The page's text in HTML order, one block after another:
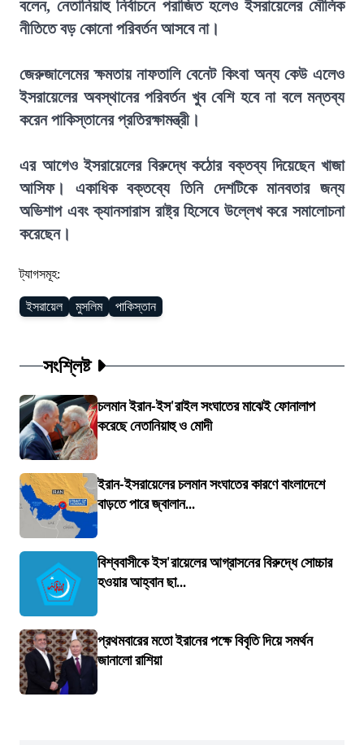
বলেন, নেতানিয়াহু নির্বাচনে পরাজিত হলেও ইসরায়েলের মৌলিক
নীতিতে বড় কোনো পরিবর্তন আসবে না।
জেরুজালেমের ক্ষমতায় নাফতালি বেনেট কিংবা অন্য কেউ এলেও
ইসরায়েলের অবস্থানের পরিবর্তন খুব বেশি হবে না বলে মন্তব্য
করেন পাকিস্তানের প্রতিরক্ষামন্ত্রী।
এর আগেও ইসরায়েলের বিরুদ্ধে কঠোর বক্তব্য দিয়েছেন খাজা
আসিফ। একাধিক বক্তব্যে তিনি দেশটিকে মানবতার জন্য
অভিশাপ এবং ক্যানসারাস রাষ্ট্র হিসেবে উল্লেখ করে সমালোচনা
করেছেন।
ট্যাগসমূহ:
ইসরায়েল মুসলিম পাকিস্তান
সংশ্লিষ্ট
চলমান ইরান-ইস'রাইল সংঘাতের মাঝেই ফোনালাপ
করেছে নেতানিয়াহু ও মোদী
ইরান-ইসরায়েলের চলমান সংঘাতের কারণে বাংলাদেশে
বাড়তে পারে জ্বালান...
বিশ্ববাসীকে ইস'রায়েলের আগ্রাসনের বিরুদ্ধে সোচ্চার
হওয়ার আহ্বান ছা...
প্রথমবারের মতো ইরানের পক্ষে বিবৃতি দিয়ে সমর্থন
জানালো রাশিয়া